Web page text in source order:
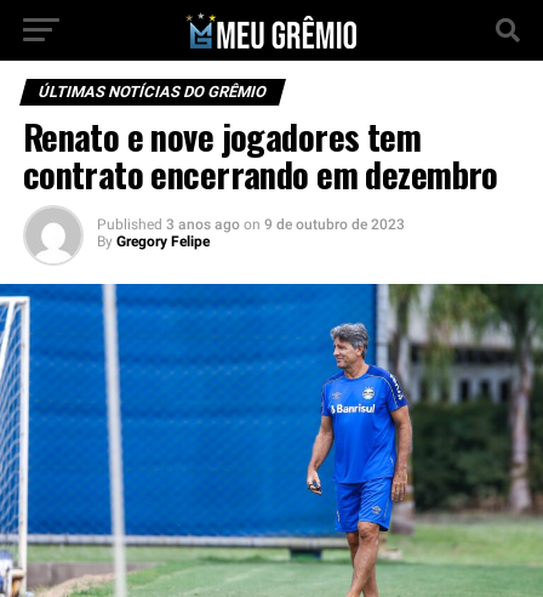
ÚLTIMAS NOTÍCIAS DO GRÊMIO
Renato e nove jogadores tem
contrato encerrando em dezembro
Published 3 anos ago on 9 de outubro de 2023
By Gregory Felipe